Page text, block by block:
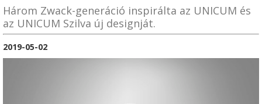
ALAPON
Három Zwack-generáció inspirálta az UNICUM és
az UNICUM Szilva új designját.
2019-05-02